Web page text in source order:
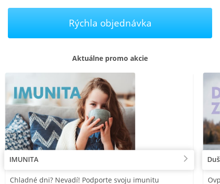
Rýchla objednávka
Aktuálne promo akcie
IMUNITA
Chladné dni? Nevadí! Podporte svoju imunitu